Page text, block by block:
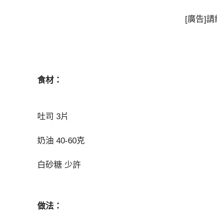
[廣告]
食材：
吐司 3片
奶油 40-60克
白砂糖 少許
做法：